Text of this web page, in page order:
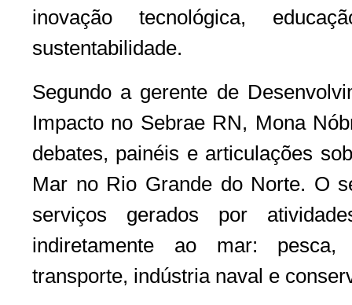
inovação tecnológica,
sustentabilidade.
Segundo a gerente de
Impacto no Sebrae RN, Mona
debates, painéis e articulações
Mar no Rio Grande do Norte. O
serviços gerados por
indiretamente ao mar: pesca,
transporte, indústria naval e